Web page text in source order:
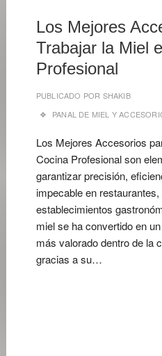
Los Mejores
Trabajar la Miel
Profesional
PUBLICADO POR SHAKIB
PANAL DE MIEL Y
Los Mejores Accesorios
Cocina Profesional son
garantizar precisión,
impecable en
establecimientos
miel se ha convertido en
más valorado dentro de la
gracias a su…